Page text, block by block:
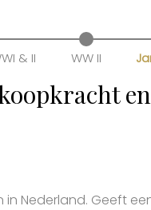
& II WW II
Nederland. Geeft